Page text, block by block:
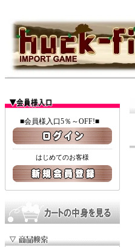
■会員様入口5％～OFF!■
はじめてのお客様